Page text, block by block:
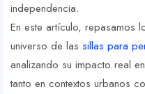
independencia.
En este artículo, repasamos
universo de las sillas para
analizando su impacto real
tanto en contextos urbanos